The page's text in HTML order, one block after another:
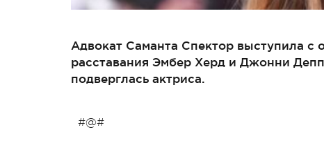
Адвокат Саманта Спектор выступила
расставания Эмбер Херд и Джонни
подверглась актриса.
#@#